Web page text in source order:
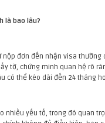
là bao lâu?
đơn đến nhận visa
tờ, chứng minh quan hệ rõ
có thể kéo dài đến 24 tháng
nhiều yếu tố, trong đó quan